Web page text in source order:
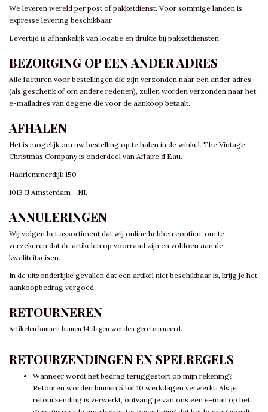
We leveren wereld per post of pakketdienst. Voor sommige landen is
expresse levering beschikbaar.
Levertijd is afhankelijk van locatie en drukte bij pakketdiensten.
BEZORGING OP EEN ANDER ADRES
Alle facturen voor bestellingen die zijn verzonden naar een ander adres
(als geschenk of om andere redenen), zullen worden verzonden naar het
e-mailadres van degene die voor de aankoop betaalt.
AFHALEN
Het is mogelijk om uw bestelling op te halen in de winkel. The Vintage
Christmas Company is onderdeel van Affaire d'Eau.
Haarlemmerdijk 150
1013 JJ Amsterdam - NL
ANNULERINGEN
Wij volgen het assortiment dat wij online hebben continu, om te
verzekeren dat de artikelen op voorraad zijn en voldoen aan de
kwaliteitseisen.
In de uitzonderlijke gevallen dat een artikel niet beschikbaar is, krijg je het
aankoopbedrag vergoed.
RETOURNEREN
Artikelen kunnen binnen 14 dagen worden geretourneerd.
RETOURZENDINGEN EN SPELREGELS
Wanneer wordt het bedrag teruggestort op mijn rekening?
Retouren worden binnen 5 tot 10 werkdagen verwerkt. Als je
retourzending is verwerkt, ontvang je van ons een e-mail op het